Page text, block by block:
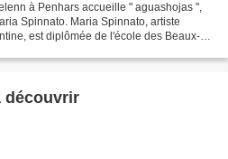
à Penhars accueille " aguashojas ",
Spinnato. Maria Spinnato, artiste
est diplômée de l'école des Beaux-
découvrir